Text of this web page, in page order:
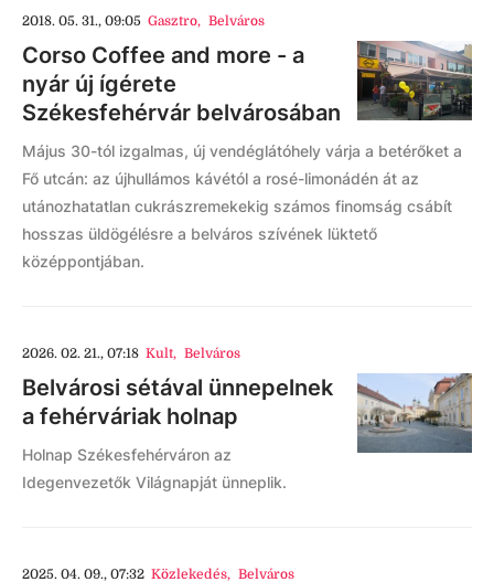
2018. 05. 31., 09:05 Gasztro, Belváros
Corso Coffee and more - a
nyár új ígérete
Székesfehérvár belvárosában
Május 30-tól izgalmas, új vendéglátóhely várja a betérőket a
Fő utcán: az újhullámos kávétól a rosé-limonádén át az
utánozhatatlan cukrászremekekig számos finomság csábít
hosszas üldögélésre a belváros szívének lüktető
középpontjában.
2026. 02. 21., 07:18 Kult, Belváros
Belvárosi sétával ünnepelnek
a fehérváriak holnap
Holnap Székesfehérváron az
Idegenvezetők Világnapját ünneplik.
2025. 04. 09., 07:32 Közlekedés, Belváros